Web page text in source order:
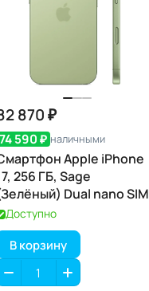
870 ₽
74 590 ₽ наличными
Apple iPhone
256 ГБ, Sage
Dual nano SIM
Доступно
В корзину